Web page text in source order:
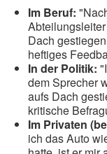
Im Beruf:
Dach
heftiges
In der Politik:
dem Sprecher
aufs Dach
kritische
Im Privaten
ich das Auto